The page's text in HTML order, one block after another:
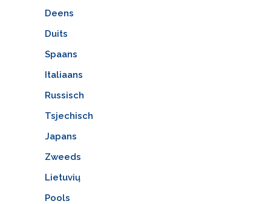
Deens
Duits
Spaans
Italiaans
Russisch
Tsjechisch
Japans
Zweeds
Lietuvių
Pools